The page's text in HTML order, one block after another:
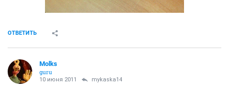
ОТВЕТИТЬ
Molks
guru
10 июня 2011 mykaska14